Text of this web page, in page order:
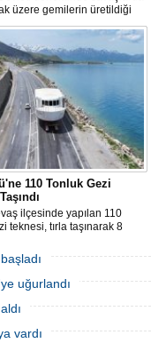
üzere gemilerin üretildiği
Kurucaşile ilçesinde üretilen 11
adeta karadan yürütüldü.
aşan balıkçı teknesi,
bulunduğu dar ve virajlı
süren 3 saatlik yolculun
kavuştu.
110 Tonluk Gezi
ilçesinde yapılan 110
teknesi, tırla taşınarak 8
uğurlandı
vardı